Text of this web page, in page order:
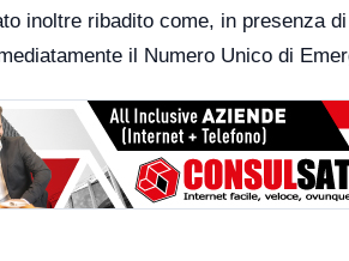
inoltre ribadito come, in presenza
il Numero Unico di